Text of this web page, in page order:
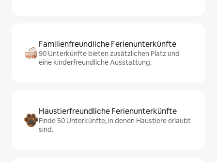
Familienfreundliche Ferienunterkünfte
90 Unterkünfte bieten zusätzlichen Platz und
eine kinderfreundliche Ausstattung.
Haustierfreundliche Ferienunterkünfte
Finde 50 Unterkünfte, in denen Haustiere erlaubt
sind.